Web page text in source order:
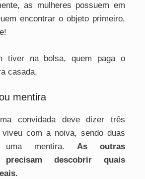
as mulheres possuem em
encontrar o objeto primeiro,
tiver na bolsa, quem paga o
casada.
mentira
convidada deve dizer três
viveu com a noiva, sendo duas
uma mentira. As outras
precisam descobrir quais